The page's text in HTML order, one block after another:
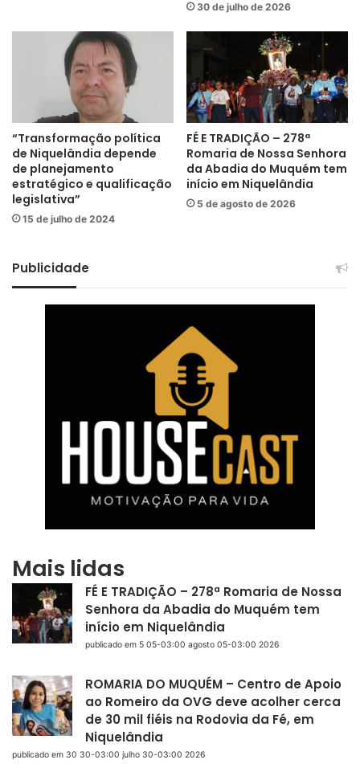
30 de julho de 2026
“Transformação política
de Niquelândia depende
de planejamento
estratégico e qualificação
legislativa”
15 de julho de 2024
FÉ E TRADIÇÃO – 278ª
Romaria de Nossa Senhora
da Abadia do Muquém tem
início em Niquelândia
5 de agosto de 2026
Publicidade
Mais lidas
FÉ E TRADIÇÃO – 278ª Romaria de Nossa
Senhora da Abadia do Muquém tem
início em Niquelândia
publicado em 5 05-03:00 agosto 05-03:00 2026
ROMARIA DO MUQUÉM – Centro de Apoio
ao Romeiro da OVG deve acolher cerca
de 30 mil fiéis na Rodovia da Fé, em
Niquelândia
publicado em 30 30-03:00 julho 30-03:00 2026